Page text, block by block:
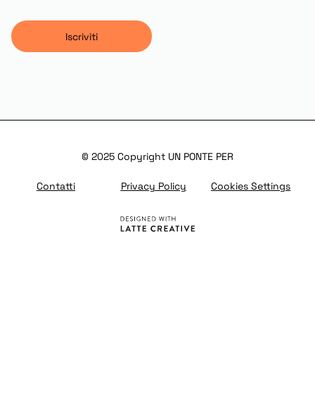
Iscriviti
© 2025 Copyright UN PONTE PER
Contatti Privacy Policy Cookies Settings